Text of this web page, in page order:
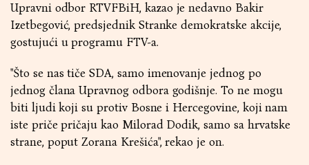
Upravni odbor RTVFBiH, kazao je nedavno Bakir
Izetbegović, predsjednik Stranke demokratske akcije,
gostujući u programu FTV-a.
"Što se nas tiče SDA, samo imenovanje jednog po
jednog člana Upravnog odbora godišnje. To ne mogu
biti ljudi koji su protiv Bosne i Hercegovine, koji nam
iste priče pričaju kao Milorad Dodik, samo sa hrvatske
strane, poput Zorana Krešića", rekao je on.